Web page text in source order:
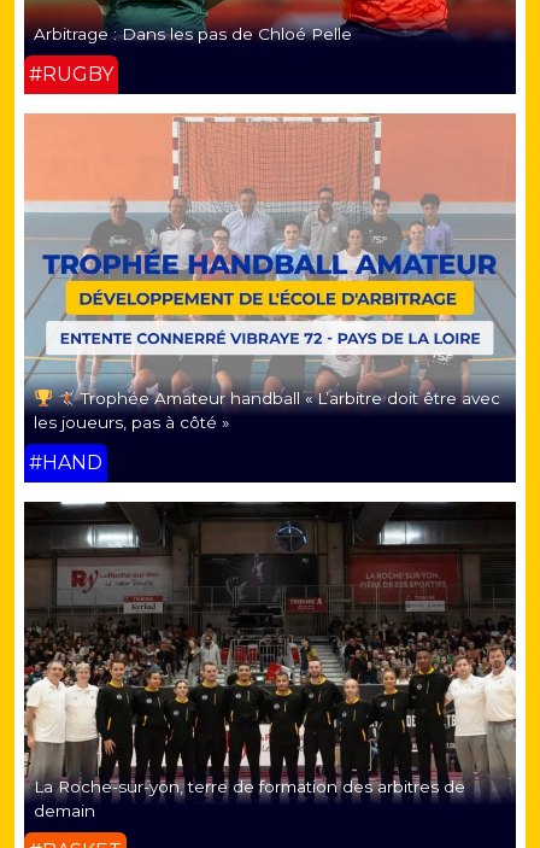
Arbitrage : Dans les pas de Chloé Pelle
#RUGBY
Trophée Amateur handball « L’arbitre doit être avec
les joueurs, pas à côté »
#HAND
La Roche-sur-yon, terre de formation des arbitres de
demain